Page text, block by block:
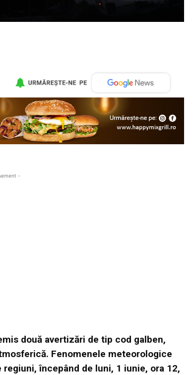
-
două avertizări de tip cod galben,
Fenomenele meteorologice
începând de luni, 1 iunie, ora 12,